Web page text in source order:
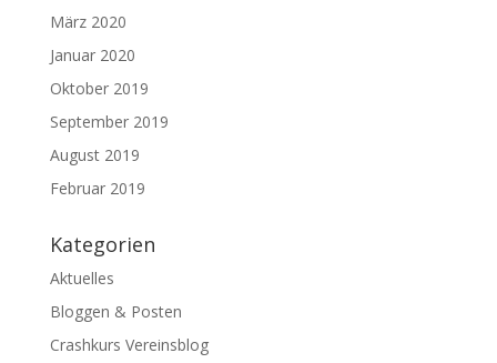
März 2020
Januar 2020
Oktober 2019
September 2019
August 2019
Februar 2019
Kategorien
Aktuelles
Bloggen & Posten
Crashkurs Vereinsblog